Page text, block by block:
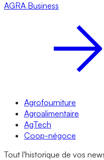
AGRA Business
Agrofourniture
Agroalimentaire
AgTech
Coop-négoce
Tout l'historique de vos